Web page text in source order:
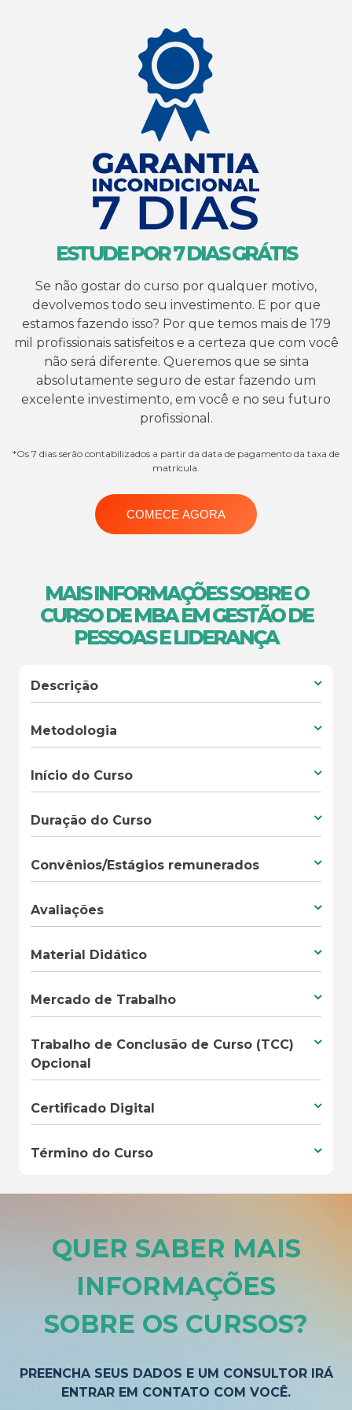
ESTUDE POR 7 DIAS GRÁTIS
Se não gostar do curso por qualquer motivo,
devolvemos todo seu investimento. E por que
estamos fazendo isso? Por que temos mais de 179
mil profissionais satisfeitos e a certeza que com você
não será diferente. Queremos que se sinta
absolutamente seguro de estar fazendo um
excelente investimento, em você e no seu futuro
profissional.
*Os 7 dias serão contabilizados a partir da data de pagamento da taxa de
matrícula.
COMECE AGORA
MAIS INFORMAÇÕES SOBRE O
CURSO DE MBA EM GESTÃO DE
PESSOAS E LIDERANÇA
Descrição
Metodologia
Início do Curso
Duração do Curso
Convênios/Estágios remunerados
Avaliações
Material Didático
Mercado de Trabalho
Trabalho de Conclusão de Curso (TCC)
Opcional
Certificado Digital
Término do Curso
QUER SABER MAIS
INFORMAÇÕES
SOBRE OS CURSOS?
PREENCHA SEUS DADOS E UM CONSULTOR IRÁ
ENTRAR EM CONTATO COM VOCÊ.